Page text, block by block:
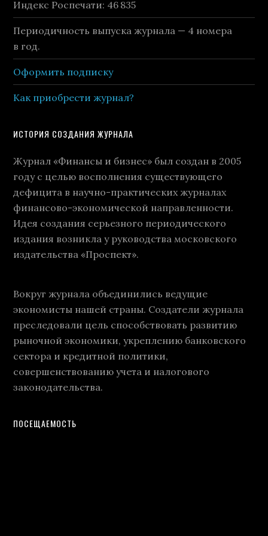
Индекс Роспечати: 46 835
Периодичность выпуска журнала — 4 номера
в год.
Оформить подписку
Как приобрести журнал?
ИСТОРИЯ СОЗДАНИЯ ЖУРНАЛА
Журнал «Финансы и бизнес» был создан в 2005
году с целью восполнения существующего
дефицита в научно-практических журналах
финансово-экономической направленности.
Идея создания серьезного периодического
издания возникла у руководства московского
издательства «Проспект».
Вокруг журнала объединились ведущие
экономисты нашей страны. Создатели журнала
преследовали цель способствовать развитию
рыночной экономики, укреплению банковского
сектора и кредитной политики,
совершенствованию учета и налогового
законодательства.
ПОСЕЩАЕМОСТЬ